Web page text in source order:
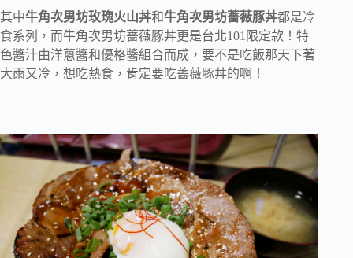
其中牛角次男坊玫瑰火山丼和牛角次男坊薔薇豚丼都是冷
食系列，而牛角次男坊薔薇豚丼更是台北101限定款！特
色醬汁由洋蔥醬和優格醬組合而成，要不是吃飯那天下著
大雨又冷，想吃熱食，肯定要吃薔薇豚丼的啊！